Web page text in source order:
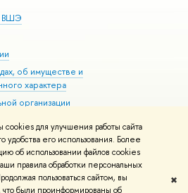
для улучшения работы сайта
его использования. Более
об использовании файлов cookies
правила обработки персональных
пользоваться сайтом, вы
были проинформированы об
✖
ВШЭ
об имуществе и
характера
организации
здоровья